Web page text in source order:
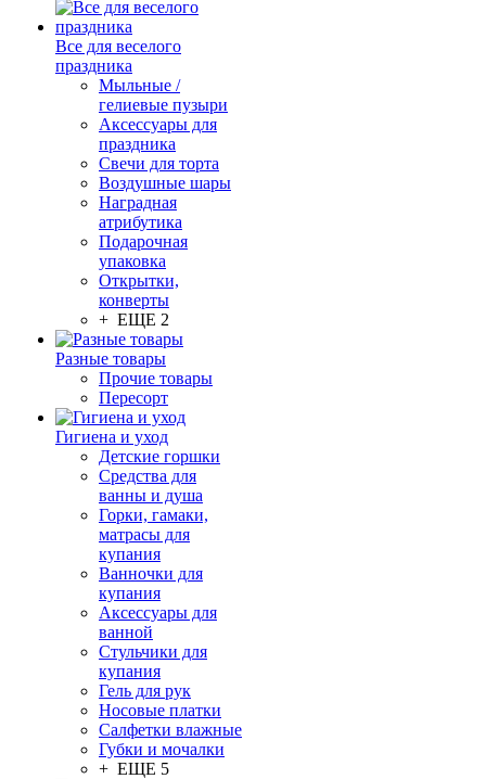
Все для веселого
праздника
Мыльные /
гелиевые пузыри
Аксессуары для
праздника
Свечи для торта
Воздушные шары
Наградная
атрибутика
Подарочная
упаковка
Открытки,
конверты
+ ЕЩЕ 2
Разные товары
Прочие товары
Пересорт
Гигиена и уход
Детские горшки
Средства для
ванны и душа
Горки, гамаки,
матрасы для
купания
Ванночки для
купания
Аксессуары для
ванной
Стульчики для
купания
Гель для рук
Носовые платки
Салфетки влажные
Губки и мочалки
+ ЕЩЕ 5